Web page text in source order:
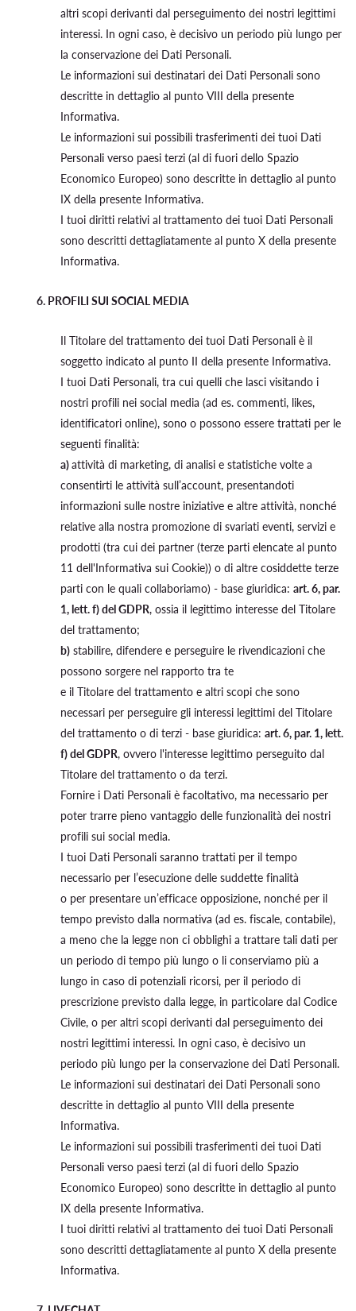
altri scopi derivanti dal perseguimento dei nostri legittimi
interessi. In ogni caso, è decisivo un periodo più lungo per
la conservazione dei Dati Personali.
Le informazioni sui destinatari dei Dati Personali sono
descritte in dettaglio al punto VIII della presente
Informativa.
Le informazioni sui possibili trasferimenti dei tuoi Dati
Personali verso paesi terzi (al di fuori dello Spazio
Economico Europeo) sono descritte in dettaglio al punto
IX della presente Informativa.
I tuoi diritti relativi al trattamento dei tuoi Dati Personali
sono descritti dettagliatamente al punto X della presente
Informativa.
6. PROFILI SUI SOCIAL MEDIA
Il Titolare del trattamento dei tuoi Dati Personali è il
soggetto indicato al punto II della presente Informativa.
I tuoi Dati Personali, tra cui quelli che lasci visitando i
nostri profili nei social media (ad es. commenti, likes,
identificatori online), sono o possono essere trattati per le
seguenti finalità:
a)attività di marketing, di analisi e statistiche volte a
consentirti le attività sull’account, presentandoti
informazioni sulle nostre iniziative e altre attività, nonché
relative alla nostra promozione di svariati eventi, servizi e
prodotti (tra cui dei partner (terze parti elencate al punto
11 dell'Informativa sui Cookie)) o di altre cosiddette terze
parti con le quali collaboriamo) - base giuridica: art. 6, par.
1, lett. f) del GDPR, ossia il legittimo interesse del Titolare
del trattamento;
b) stabilire, difendere e perseguire le rivendicazioni che
possono sorgere nel rapporto tra te
e il Titolare del trattamento e altri scopi che sono
necessari per perseguire gli interessi legittimi del Titolare
del trattamento o di terzi - base giuridica: art. 6, par. 1, lett.
f) del GDPR, ovvero l'interesse legittimo perseguito dal
Titolare del trattamento o da terzi.
Fornire i Dati Personali è facoltativo, ma necessario per
poter trarre pieno vantaggio delle funzionalità dei nostri
profili sui social media.
I tuoi Dati Personali saranno trattati per il tempo
necessario per l’esecuzione delle suddette finalità
o per presentare un’efficace opposizione, nonché per il
tempo previsto dalla normativa (ad es. fiscale, contabile),
a meno che la legge non ci obblighi a trattare tali dati per
un periodo di tempo più lungo o li conserviamo più a
lungo in caso di potenziali ricorsi, per il periodo di
prescrizione previsto dalla legge, in particolare dal Codice
Civile, o per altri scopi derivanti dal perseguimento dei
nostri legittimi interessi. In ogni caso, è decisivo un
periodo più lungo per la conservazione dei Dati Personali.
Le informazioni sui destinatari dei Dati Personali sono
descritte in dettaglio al punto VIII della presente
Informativa.
Le informazioni sui possibili trasferimenti dei tuoi Dati
Personali verso paesi terzi (al di fuori dello Spazio
Economico Europeo) sono descritte in dettaglio al punto
IX della presente Informativa.
I tuoi diritti relativi al trattamento dei tuoi Dati Personali
sono descritti dettagliatamente al punto X della presente
Informativa.